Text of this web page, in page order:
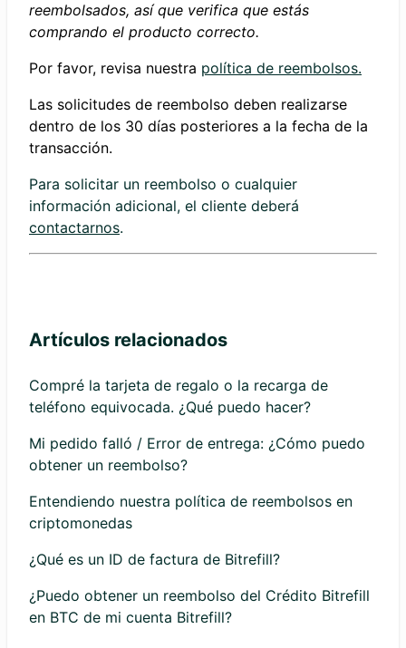
reembolsados, así que verifica que estás
comprando el producto correcto.
Por favor, revisa nuestra política de reembolsos.
Las solicitudes de reembolso deben realizarse
dentro de los 30 días posteriores a la fecha de la
transacción.
Para solicitar un reembolso o cualquier
información adicional, el cliente deberá
contactarnos.
Artículos relacionados
Compré la tarjeta de regalo o la recarga de
teléfono equivocada. ¿Qué puedo hacer?
Mi pedido falló / Error de entrega: ¿Cómo puedo
obtener un reembolso?
Entendiendo nuestra política de reembolsos en
criptomonedas
¿Qué es un ID de factura de Bitrefill?
¿Puedo obtener un reembolso del Crédito Bitrefill
en BTC de mi cuenta Bitrefill?